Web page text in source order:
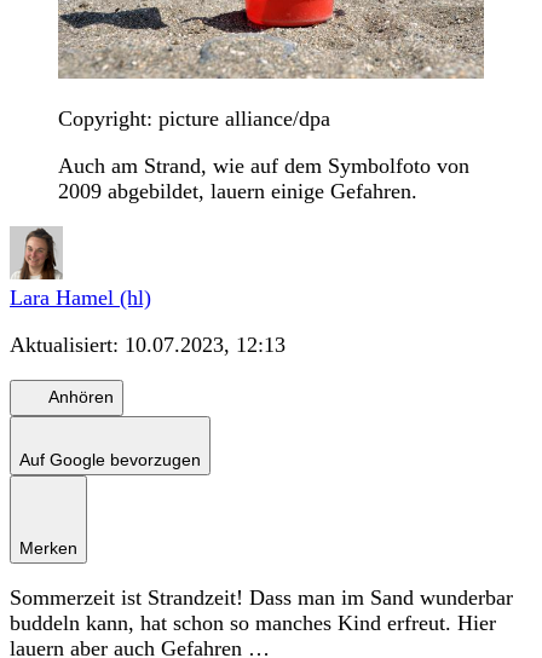
Copyright: picture alliance/dpa
Auch am Strand, wie auf dem Symbolfoto von
2009 abgebildet, lauern einige Gefahren.
Lara Hamel (hl)
Aktualisiert: 10.07.2023, 12:13
Anhören
Auf Google bevorzugen
Merken
Sommerzeit ist Strandzeit! Dass man im Sand wunderbar
buddeln kann, hat schon so manches Kind erfreut. Hier
lauern aber auch Gefahren …